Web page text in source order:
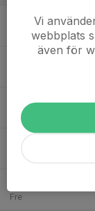
Ons
Fre
Vi
webbplats
även för